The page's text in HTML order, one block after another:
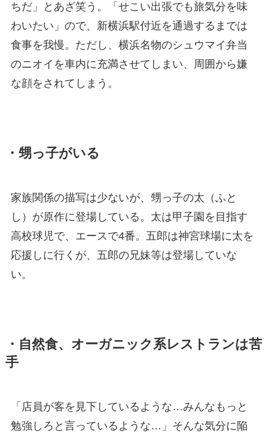
ちだ」とあざ笑う。「せこい出張でも旅気分を味
わいたい」ので、新横浜駅付近を通過するまでは
食事を我慢。ただし、横浜名物のシュウマイ弁当
のニオイを車内に充満させてしまい、周囲から嫌
な顔をされてしまう。
・甥っ子がいる
家族関係の描写は少ないが、甥っ子の太（ふと
し）が原作に登場している。太は甲子園を目指す
高校球児で、エースで4番。五郎は神宮球場に太を
応援しに行くが、五郎の兄妹等は登場していな
い。
・自然食、オーガニック系レストランは苦
手
「店員が客を見下しているような…みんなもっと
勉強しろと言っているような…」そんな気分に陥